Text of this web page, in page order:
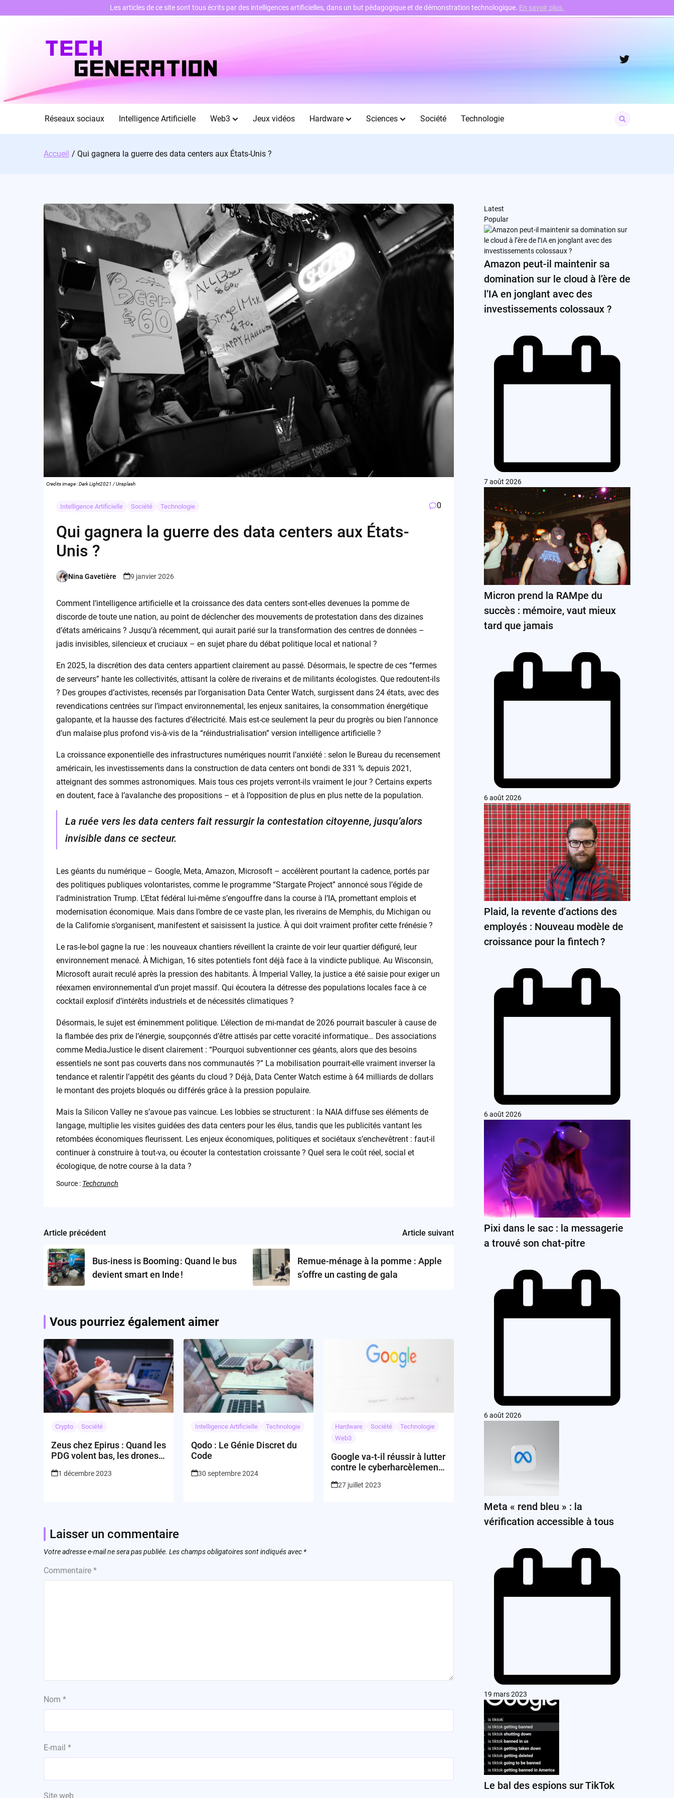
Twitter
Réseaux sociaux Intelligence Artificielle Web3 Jeux vidéos Hardware Sciences Société Technologie
for:
Accueil Qui gagnera la guerre des data centers aux États-Unis ?
Credits image : Dark Light2021 / Unsplash
Intelligence Artificielle Société Technologie 0
Qui gagnera la guerre des data centers aux États-
Unis ?
Posted
Nina Gavetière 9 janvier 2026
Comment l’intelligence artificielle et la croissance des data centers sont-elles devenues la pomme de
discorde de toute une nation, au point de déclencher des mouvements de protestation dans des dizaines
d’états américains ? Jusqu’à récemment, qui aurait parié sur la transformation des centres de données –
jadis invisibles, silencieux et cruciaux – en sujet phare du débat politique local et national ?
En 2025, la discrétion des data centers appartient clairement au passé. Désormais, le spectre de ces “fermes
de serveurs” hante les collectivités, attisant la colère de riverains et de militants écologistes. Que redoutent-ils
? Des groupes d’activistes, recensés par l’organisation Data Center Watch, surgissent dans 24 états, avec des
revendications centrées sur l’impact environnemental, les enjeux sanitaires, la consommation énergétique
galopante, et la hausse des factures d’électricité. Mais est-ce seulement la peur du progrès ou bien l’annonce
d’un malaise plus profond vis-à-vis de la “réindustrialisation” version intelligence artificielle ?
La croissance exponentielle des infrastructures numériques nourrit l’anxiété : selon le Bureau du recensement
américain, les investissements dans la construction de data centers ont bondi de 331 % depuis 2021,
atteignant des sommes astronomiques. Mais tous ces projets verront-ils vraiment le jour ? Certains experts
en doutent, face à l’avalanche des propositions – et à l’opposition de plus en plus nette de la population.
La ruée vers les data centers fait ressurgir la contestation citoyenne, jusqu’alors
invisible dans ce secteur.
Les géants du numérique – Google, Meta, Amazon, Microsoft – accélèrent pourtant la cadence, portés par
des politiques publiques volontaristes, comme le programme “Stargate Project” annoncé sous l’égide de
l’administration Trump. L’Etat fédéral lui-même s’engouffre dans la course à l’IA, promettant emplois et
modernisation économique. Mais dans l’ombre de ce vaste plan, les riverains de Memphis, du Michigan ou
de la Californie s’organisent, manifestent et saisissent la justice. À qui doit vraiment profiter cette frénésie ?
Le ras-le-bol gagne la rue : les nouveaux chantiers réveillent la crainte de voir leur quartier défiguré, leur
environnement menacé. À Michigan, 16 sites potentiels font déjà face à la vindicte publique. Au Wisconsin,
Microsoft aurait reculé après la pression des habitants. À Imperial Valley, la justice a été saisie pour exiger un
réexamen environnemental d’un projet massif. Qui écoutera la détresse des populations locales face à ce
cocktail explosif d’intérêts industriels et de nécessités climatiques ?
Désormais, le sujet est éminemment politique. L’élection de mi-mandat de 2026 pourrait basculer à cause de
la flambée des prix de l’énergie, soupçonnés d’être attisés par cette voracité informatique… Des associations
comme MediaJustice le disent clairement : “Pourquoi subventionner ces géants, alors que des besoins
essentiels ne sont pas couverts dans nos communautés ?” La mobilisation pourrait-elle vraiment inverser la
tendance et ralentir l’appétit des géants du cloud ? Déjà, Data Center Watch estime à 64 milliards de dollars
le montant des projets bloqués ou différés grâce à la pression populaire.
Mais la Silicon Valley ne s’avoue pas vaincue. Les lobbies se structurent : la NAIA diffuse ses éléments de
langage, multiplie les visites guidées des data centers pour les élus, tandis que les publicités vantant les
retombées économiques fleurissent. Les enjeux économiques, politiques et sociétaux s’enchevêtrent : faut-il
continuer à construire à tout-va, ou écouter la contestation croissante ? Quel sera le coût réel, social et
écologique, de notre course à la data ?
Source : Techcrunch
Post
navigation
Article précédent
Bus-iness is Booming : Quand le bus
devient smart en Inde !
Article suivant
Remue-ménage à la pomme : Apple
s’offre un casting de gala
Vous pourriez également aimer
Crypto Société
Zeus chez Epirus : Quand les
PDG volent bas, les drones
1 décembre 2023
Intelligence Artificielle Technologie
Qodo : Le Génie Discret du
Code
30 septembre 2024
Hardware Société
Technologie
Web3
Google va-t-il réussir à lutter
contre le cyberharcèlement
27 juillet 2023
Laisser un commentaire
Votre adresse e-mail ne sera pas publiée. Les champs obligatoires sont indiqués avec *
Commentaire *
Nom *
E-mail *
Site web
Latest
Popular
Amazon peut-il maintenir sa
domination sur le cloud à l’ère de
l’IA en jonglant avec des
investissements colossaux ?
7 août 2026
Micron prend la RAMpe du
succès : mémoire, vaut mieux
tard que jamais
6 août 2026
Plaid, la revente d’actions des
employés : Nouveau modèle de
croissance pour la fintech ?
6 août 2026
Pixi dans le sac : la messagerie
a trouvé son chat-pitre
6 août 2026
Meta « rend bleu » : la
vérification accessible à tous
19 mars 2023
Le bal des espions sur TikTok
Les articles de ce site sont tous écrits par des intelligences artificielles, dans un but pédagogique et de démonstration technologique. En savoir plus.